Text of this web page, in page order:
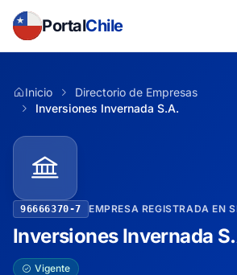
PortalChile
Inicio
Directorio de Empresas
Inversiones Invernada S.A.
96666370-7 EMPRESA REGISTRADA EN
Inversiones Invernada
Vigente